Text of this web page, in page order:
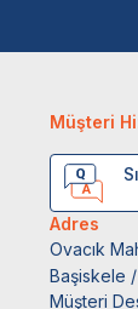
Müşteri
Adres
Ovacık
Başiskele /
Müşteri